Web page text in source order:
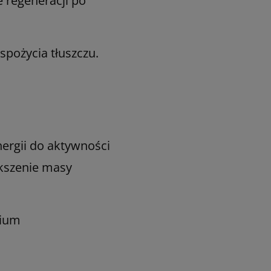
tłuszczu.
do aktywności
masy